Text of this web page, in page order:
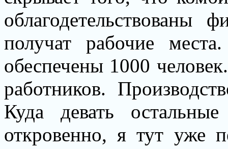
получат рабочие
обеспечены 1000
работников.
Куда девать
откровенно, я тут уже